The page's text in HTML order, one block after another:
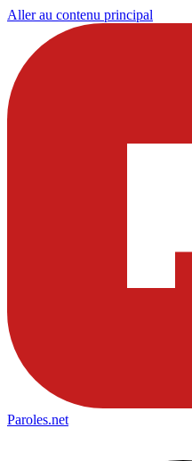
Aller au contenu principal
Paroles.net